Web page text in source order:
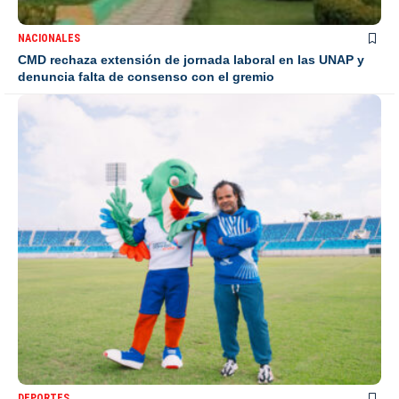
NACIONALES
CMD rechaza extensión de jornada laboral en las UNAP y
denuncia falta de consenso con el gremio